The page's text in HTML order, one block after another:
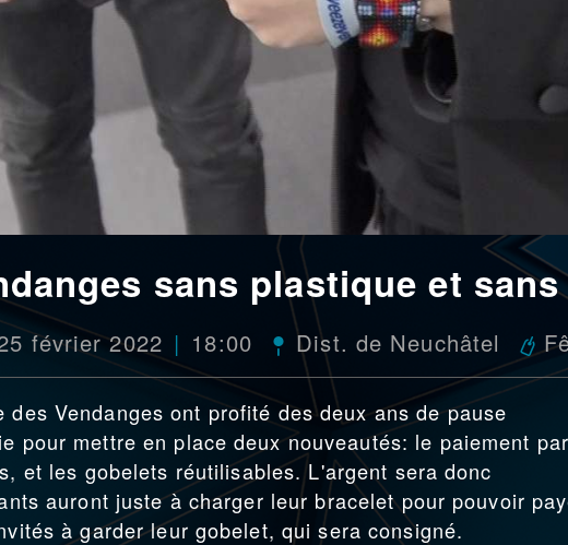
sans plastique et
février 2022 18:00 Dist. de Neuchâtel
Vendanges ont profité des deux ans de pause
pour mettre en place deux nouveautés: le paiement par
et les gobelets réutilisables. L'argent sera donc
auront juste à charger leur bracelet pour pouvoir
à garder leur gobelet, qui sera consigné.